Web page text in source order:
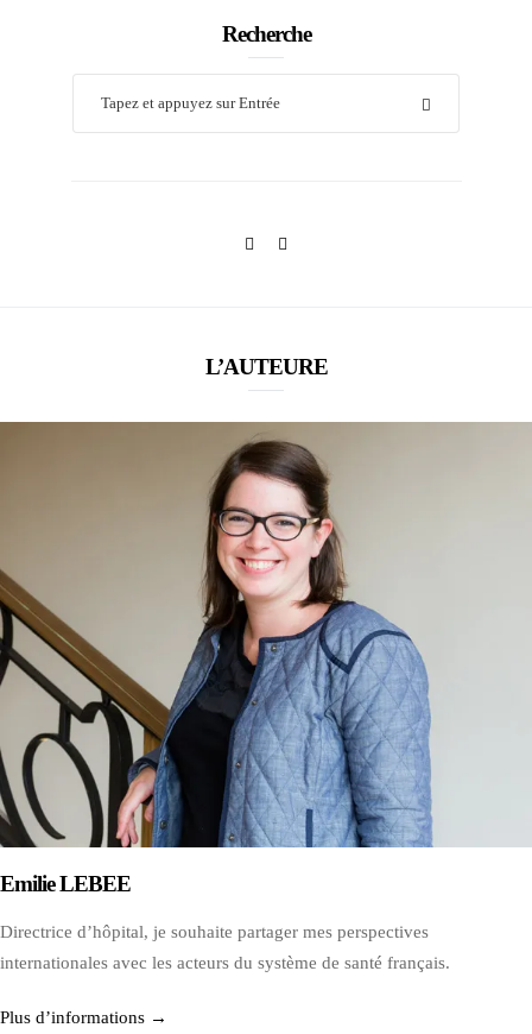
Recherche
L’AUTEURE
Emilie LEBEE
Directrice d’hôpital, je souhaite partager mes perspectives
internationales avec les acteurs du système de santé français.
Plus d’informations →